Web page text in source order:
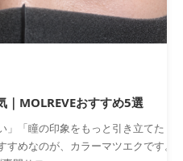
MOLREVEおすすめ5選
」「瞳の印象をもっと引き立てた
めなのが、カラーマツエクです。